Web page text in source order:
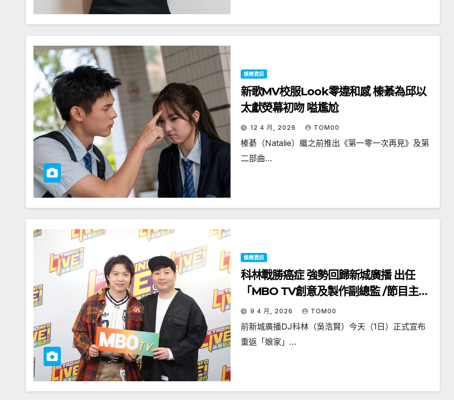
娛樂資訊
新歌MV校服Look零違和感 榛綦為邱以
太獻熒幕初吻 嗌尷尬
12 4 月, 2026 TOM00
榛綦（Natalie）繼之前推出《第一零一次再見》及第
二部曲…
娛樂資訊
科林戰勝癌症 強勢回歸新城廣播 出任
「MBO TV創意及製作副總監 /節目主
持」 夥葉文輝聯手炮製全新節目
9 4 月, 2026 TOM00
前新城廣播DJ科林（吳浩賢）今天（1日）正式宣布
重返「娘家」…